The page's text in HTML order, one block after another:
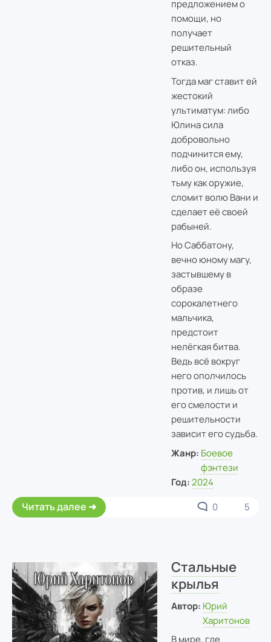
предложением о
помощи, но
получает
решительный
отказ.
Тогда маг ставит ей
жестокий
ультиматум: либо
Юлина сила
добровольно
подчинится ему,
либо он, используя
тьму как оружие,
сломит волю Вани и
сделает её своей
рабыней.
Но Саббатону,
вечно юному магу,
застывшему в
образе
сорокалетнего
мальчика,
предстоит
нелёгкая битва.
Ведь всё вокруг
него ополчилось
против, и лишь от
его смелости и
решительности
зависит его судьба.
Жанр: Боевое
фэнтези
Год: 2024
Читать далее 0 5
Стальные
крылья
Автор: Юрий
Харитонов
В мире, где